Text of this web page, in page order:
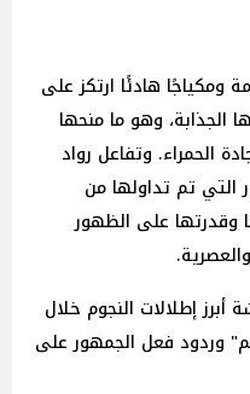
ومكياجًا هادئًا ارتكز على
الجذابة، وهو ما منحها
الحمراء. وتفاعل رواد
التي تم تداولها من
وقدرتها على الظهور
إطلالات النجوم خلال
وردود فعل الجمهور على